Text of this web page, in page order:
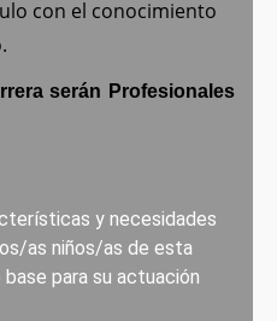
con el conocimiento
serán Profesionales
y necesidades
as niños/as de esta
para su actuación